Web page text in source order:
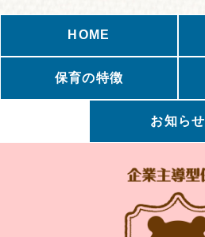
HOME
保育の特徴
お知らせ